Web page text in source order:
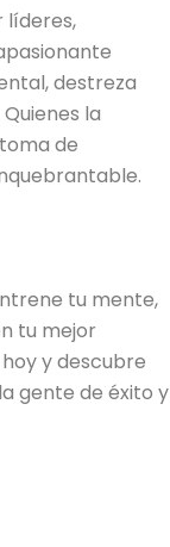
destreza
la
de
tu mente,
tu mejor
y descubre
gente de éxito y